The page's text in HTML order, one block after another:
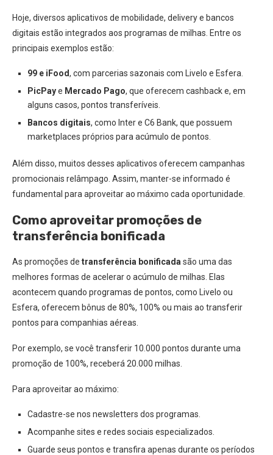
Hoje, diversos aplicativos de mobilidade, delivery e bancos
digitais estão integrados aos programas de milhas. Entre os
principais exemplos estão:
99 e iFood, com parcerias sazonais com Livelo e Esfera.
PicPaye Mercado Pago, que oferecem cashback e, em
alguns casos, pontos transferíveis.
Bancos digitais, como Inter e C6 Bank, que possuem
marketplaces próprios para acúmulo de pontos.
Além disso, muitos desses aplicativos oferecem campanhas
promocionais relâmpago. Assim, manter-se informado é
fundamental para aproveitar ao máximo cada oportunidade.
Como aproveitar promoções de
transferência bonificada
As promoções de transferência bonificada são uma das
melhores formas de acelerar o acúmulo de milhas. Elas
acontecem quando programas de pontos, como Livelo ou
Esfera, oferecem bônus de 80%, 100% ou mais ao transferir
pontos para companhias aéreas.
Por exemplo, se você transferir 10.000 pontos durante uma
promoção de 100%, receberá 20.000 milhas.
Para aproveitar ao máximo:
Cadastre-se nos newsletters dos programas.
Acompanhe sites e redes sociais especializados.
Guarde seus pontos e transfira apenas durante os períodos